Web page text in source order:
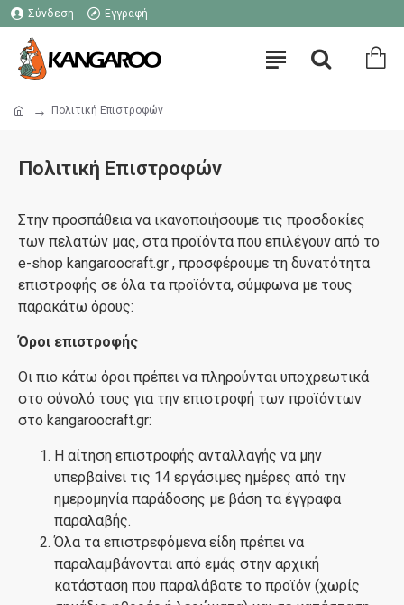
Σύνδεση Εγγραφή
Πολιτική Επιστροφών
Πολιτική Επιστροφών
Στην προσπάθεια να ικανοποιήσουμε τις προσδοκίες
των πελατών μας, στα προϊόντα που επιλέγουν από το
e-shop kangaroocraft.gr , προσφέρουμε τη δυνατότητα
επιστροφής σε όλα τα προϊόντα, σύμφωνα με τους
παρακάτω όρους:
Όροι επιστροφής
Οι πιο κάτω όροι πρέπει να πληρούνται υποχρεωτικά
στο σύνολό τους για την επιστροφή των προϊόντων
στο kangaroocraft.gr:
Η αίτηση επιστροφής ανταλλαγής να μην
υπερβαίνει τις 14 εργάσιμες ημέρες από την
ημερομηνία παράδοσης με βάση τα έγγραφα
παραλαβής.
Όλα τα επιστρεφόμενα είδη πρέπει να
παραλαμβάνονται από εμάς στην αρχική
κατάσταση που παραλάβατε το προϊόν (χωρίς